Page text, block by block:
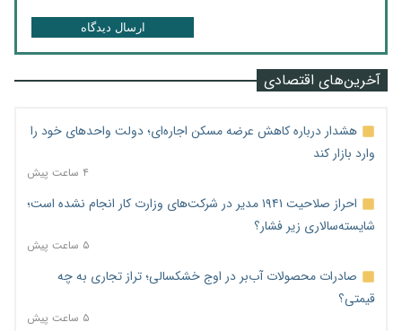
ارسال دیدگاه
آخرین‌های اقتصادی
هشدار درباره کاهش عرضه مسکن اجاره‌ای؛ دولت واحدهای خود را
وارد بازار کند
۴ ساعت پیش
احراز صلاحیت ۱۹۴۱ مدیر در شرکت‌های وزارت کار انجام نشده است؛
شایسته‌سالاری زیر فشار؟
۵ ساعت پیش
صادرات محصولات آب‌بر در اوج خشکسالی؛ تراز تجاری به چه
قیمتی؟
۵ ساعت پیش